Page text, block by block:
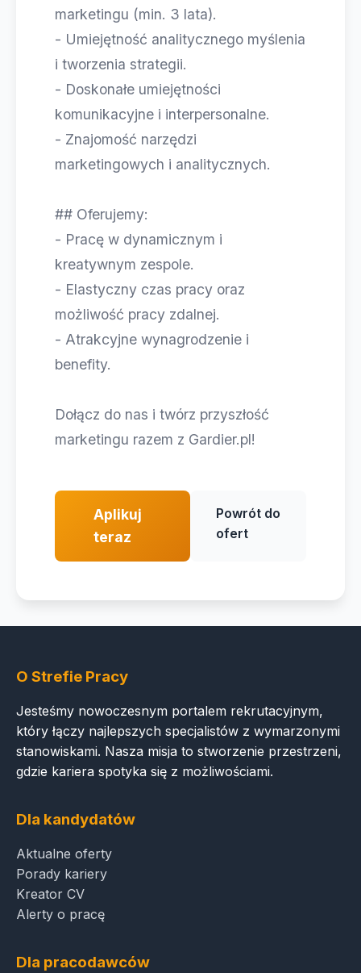
marketingu (min. 3 lata).
- Umiejętność analitycznego myślenia
i tworzenia strategii.
- Doskonałe umiejętności
komunikacyjne i interpersonalne.
- Znajomość narzędzi
marketingowych i analitycznych.
## Oferujemy:
- Pracę w dynamicznym i
kreatywnym zespole.
- Elastyczny czas pracy oraz
możliwość pracy zdalnej.
- Atrakcyjne wynagrodzenie i
benefity.
Dołącz do nas i twórz przyszłość
marketingu razem z Gardier.pl!
Aplikuj
teraz
Powrót do
ofert
O Strefie Pracy
Jesteśmy nowoczesnym portalem rekrutacyjnym,
który łączy najlepszych specjalistów z wymarzonymi
stanowiskami. Nasza misja to stworzenie przestrzeni,
gdzie kariera spotyka się z możliwościami.
Dla kandydatów
Aktualne oferty
Porady kariery
Kreator CV
Alerty o pracę
Dla pracodawców